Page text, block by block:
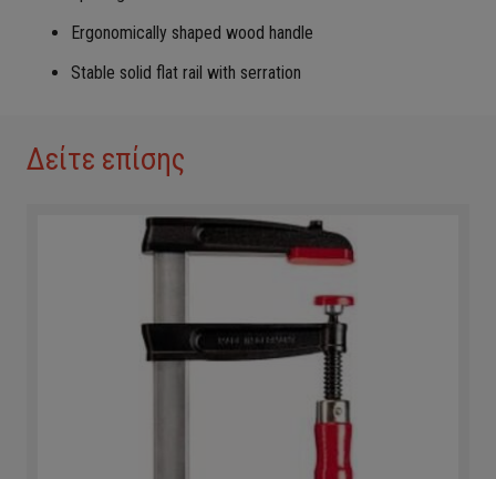
Ergonomically shaped wood handle
Stable solid flat rail with serration
Δείτε επίσης